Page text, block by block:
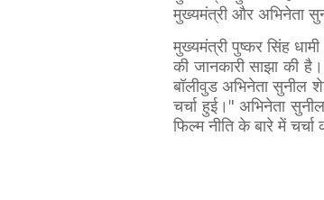
मुख्यमंत्री और अभिनेता
मुख्यमंत्री पुष्कर सिंह
की जानकारी साझा की
बॉलीवुड अभिनेता सुनील
चर्चा हुई।" अभिनेता
फिल्म नीति के बारे में चर्चा